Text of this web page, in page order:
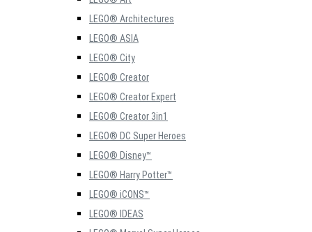
LEGO® Architectures
LEGO® ASIA
LEGO® City
LEGO® Creator
LEGO® Creator Expert
LEGO® Creator 3in1
LEGO® DC Super Heroes
LEGO® Disney™
LEGO® Harry Potter™
LEGO® iCONS™
LEGO® IDEAS